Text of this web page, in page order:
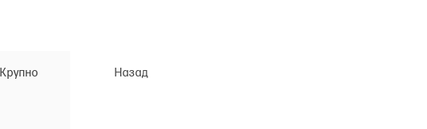
Крупно Назад